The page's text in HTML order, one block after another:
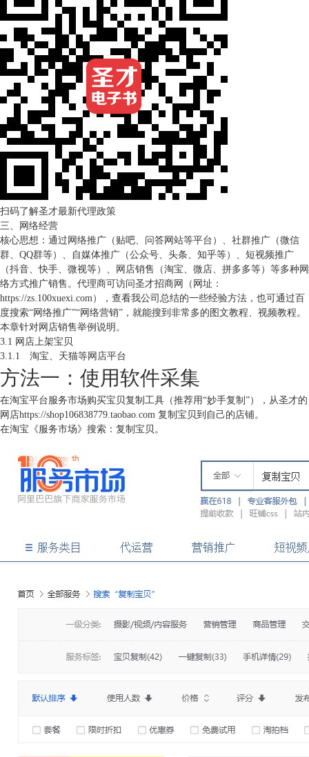
扫码了解圣才最新代理政策
三、网络经营
核心思想：通过网络推广（贴吧、问答网站等平台）、社群推广（微信
群、QQ群等）、自媒体推广（公众号、头条、知乎等）、短视频推广
（抖音、快手、微视等）、网店销售（淘宝、微店、拼多多等）等多种网
络方式推广销售。代理商可访问圣才招商网（网址：
https://zs.100xuexi.com），查看我公司总结的一些经验方法，也可通过百
度搜索“网络推广”“网络营销”，就能搜到非常多的图文教程、视频教程。
本章针对网店销售举例说明。
3.1 网店上架宝贝
3.1.1 淘宝、天猫等网店平台
方法一：使用软件采集
在淘宝平台服务市场购买宝贝复制工具（推荐用“妙手复制”），从圣才的
网店https://shop106838779.taobao.com 复制宝贝到自己的店铺。
在淘宝《服务市场》搜索：复制宝贝。